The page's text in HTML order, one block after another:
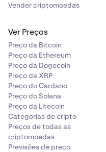
3 Toque emEntendi
4 Insira seu CURP ou
5
Deposite apenas de
CURP/RFC.
Vender criptomoedas
Ver Preços
Preço da Bitcoin
Preço da Ethereum
Preço da Dogecoin
Preço da XRP
Preço do Cardano
Preço do Solana
Preço da Litecoin
Categorias de cripto
Preços de todas as
criptomoedas
Previsões de preço